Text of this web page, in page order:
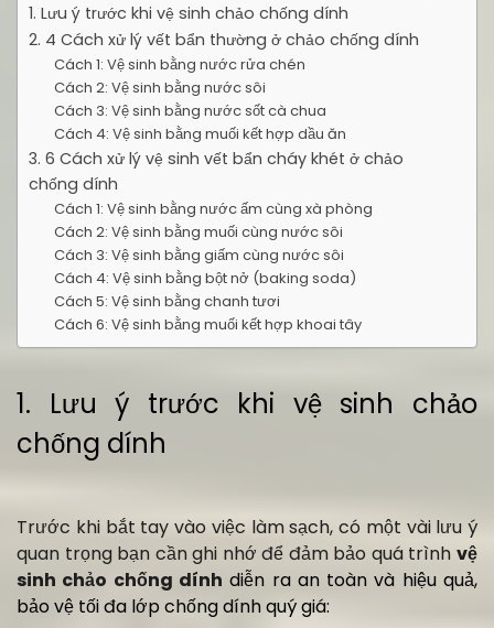
1. Lưu ý trước khi vệ sinh chảo chống dính
2. 4 Cách xử lý vết bẩn thường ở chảo chống dính
Cách 1: Vệ sinh bằng nước rửa chén
Cách 2: Vệ sinh bằng nước sôi
Cách 3: Vệ sinh bằng nước sốt cà chua
Cách 4: Vệ sinh bằng muối kết hợp dầu ăn
3. 6 Cách xử lý vệ sinh vết bẩn cháy khét ở chảo
chống dính
Cách 1: Vệ sinh bằng nước ấm cùng xà phòng
Cách 2: Vệ sinh bằng muối cùng nước sôi
Cách 3: Vệ sinh bằng giấm cùng nước sôi
Cách 4: Vệ sinh bằng bột nở (baking soda)
Cách 5: Vệ sinh bằng chanh tươi
Cách 6: Vệ sinh bằng muối kết hợp khoai tây
1. Lưu ý trước khi vệ sinh chảo
chống dính
Trước khi bắt tay vào việc làm sạch, có một vài lưu ý
quan trọng bạn cần ghi nhớ để đảm bảo quá trình vệ
sinh chảo chống dính diễn ra an toàn và hiệu quả,
bảo vệ tối đa lớp chống dính quý giá: